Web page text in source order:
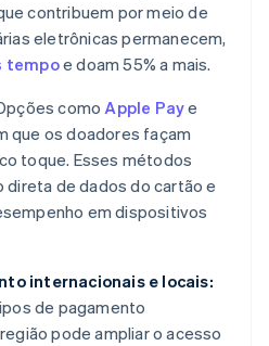
contribuem por meio de
eletrônicas permanecem,
tempoe doam 55% a mais.
comoApple Paye
que os doadores façam
toque. Esses métodos
direta de dados do cartão e
em dispositivos
internacionais e locais:
de pagamento
pode ampliar o acesso